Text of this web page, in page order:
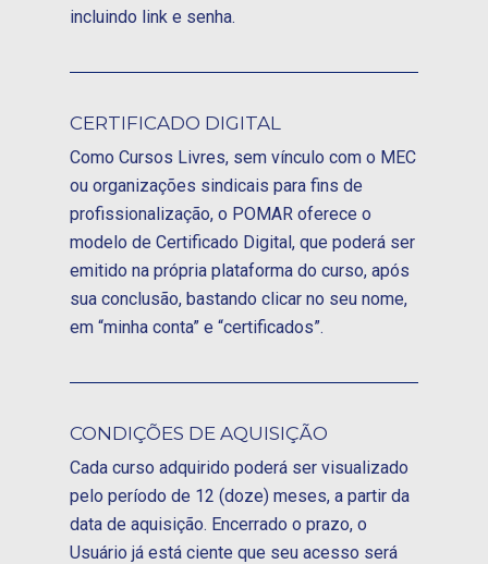
incluindo link e senha.
CERTIFICADO DIGITAL
Como Cursos Livres, sem vínculo com o MEC
ou organizações sindicais para fins de
profissionalização, o POMAR oferece o
modelo de Certificado Digital, que poderá ser
emitido na própria plataforma do curso, após
sua conclusão, bastando clicar no seu nome,
em “minha conta” e “certificados”.
CONDIÇÕES DE AQUISIÇÃO
Cada curso adquirido poderá ser visualizado
pelo período de 12 (doze) meses, a partir da
data de aquisição. Encerrado o prazo, o
Usuário já está ciente que seu acesso será